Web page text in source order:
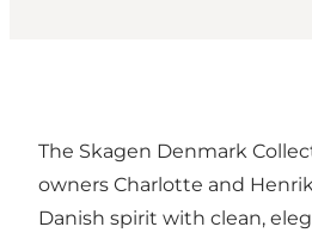
The Skagen Denmark
owners Charlotte and
Danish spirit with clean,